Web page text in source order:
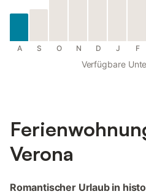
A S O N D J F
Verfügbare
Verona
Romantischer Urlaub in